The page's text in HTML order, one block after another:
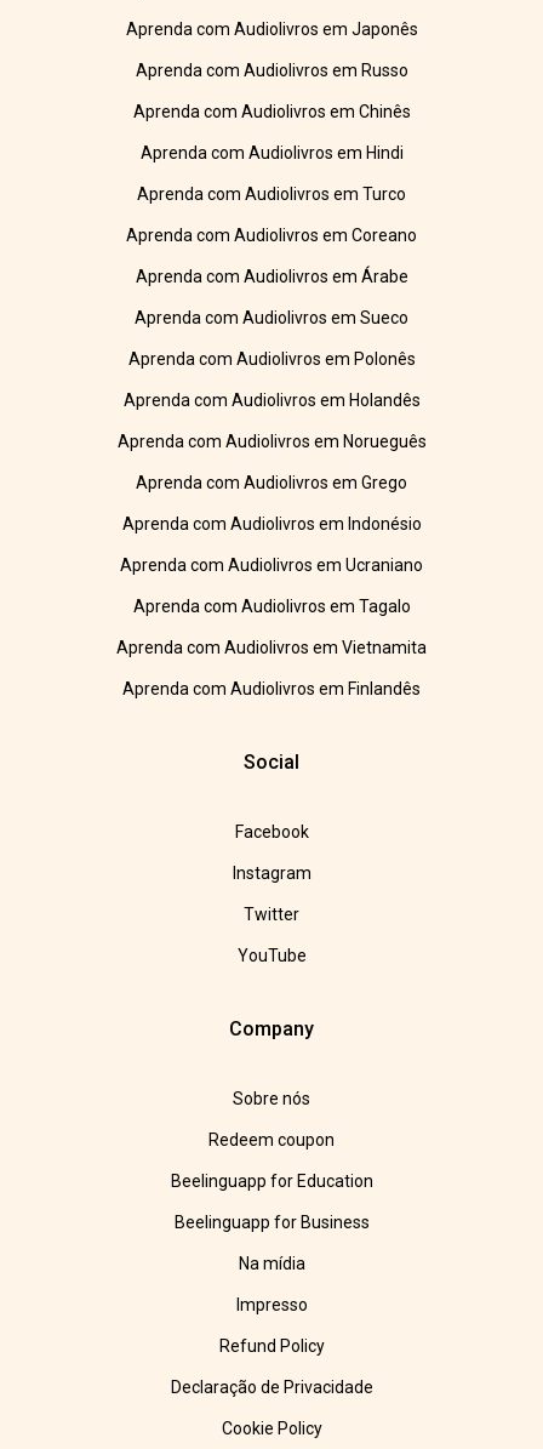
Aprenda com Audiolivros em Japonês
Aprenda com Audiolivros em Russo
Aprenda com Audiolivros em Chinês
Aprenda com Audiolivros em Hindi
Aprenda com Audiolivros em Turco
Aprenda com Audiolivros em Coreano
Aprenda com Audiolivros em Árabe
Aprenda com Audiolivros em Sueco
Aprenda com Audiolivros em Polonês
Aprenda com Audiolivros em Holandês
Aprenda com Audiolivros em Norueguês
Aprenda com Audiolivros em Grego
Aprenda com Audiolivros em Indonésio
Aprenda com Audiolivros em Ucraniano
Aprenda com Audiolivros em Tagalo
Aprenda com Audiolivros em Vietnamita
Aprenda com Audiolivros em Finlandês
Social
Facebook
Instagram
Twitter
YouTube
Company
Sobre nós
Redeem coupon
Beelinguapp for Education
Beelinguapp for Business
Na mídia
Impresso
Refund Policy
Declaração de Privacidade
Cookie Policy